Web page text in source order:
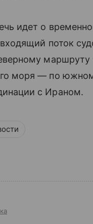
идет о
поток
маршруту
моря — по
с Ираном.